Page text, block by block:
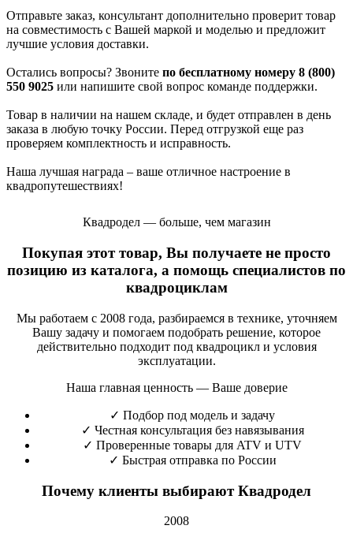
Отправьте заказ, консультант дополнительно проверит товар
на совместимость с Вашей маркой и моделью и предложит
лучшие условия доставки.
Остались вопросы? Звоните по бесплатному номеру 8 (800)
550 9025 или напишите свой вопрос команде поддержки.
Товар в наличии на нашем складе, и будет отправлен в день
заказа в любую точку России. Перед отгрузкой еще раз
проверяем комплектность и исправность.
Наша лучшая награда – ваше отличное настроение в
квадропутешествиях!
Квадродел — больше, чем магазин
Покупая этот товар, Вы получаете не просто
позицию из каталога, а помощь специалистов по
квадроциклам
Мы работаем с 2008 года, разбираемся в технике, уточняем
Вашу задачу и помогаем подобрать решение, которое
действительно подходит под квадроцикл и условия
эксплуатации.
Наша главная ценность — Ваше доверие
✓ Подбор под модель и задачу
✓ Честная консультация без навязывания
✓ Проверенные товары для ATV и UTV
✓ Быстрая отправка по России
Почему клиенты выбирают Квадродел
2008